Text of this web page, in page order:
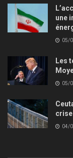
une
05/
Les
05/
04/